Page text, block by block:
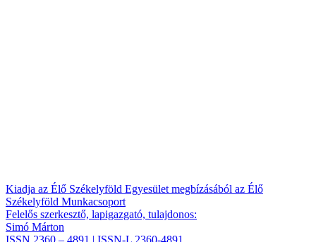
Kiadja az Élő Székelyföld Egyesület megbízásából az Élő
Székelyföld Munkacsoport
Felelős szerkesztő, lapigazgató, tulajdonos:
Simó Márton
ISSN 2360 – 4891 | ISSN-L 2360-4891